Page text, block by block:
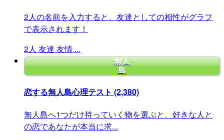
2人の名前を入力すると、友達としての相性がグラフ
で表示されます！
2人 友達 友情 ...
無人
島
恋する無人島心理テスト (2,380)
無人島へ1つだけ持っていく物を選ぶと、好きな人と
の恋であなたが本当に求...